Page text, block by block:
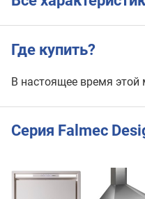
Где купить?
В настоящее время этой
Серия Falmec